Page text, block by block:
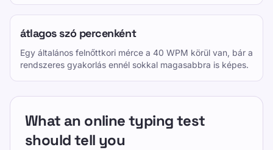
átlagos szó percenként
Egy általános felnőttkori mérce a 40 WPM körül van, bár a
rendszeres gyakorlás ennél sokkal magasabbra is képes.
What an online typing test
should tell you